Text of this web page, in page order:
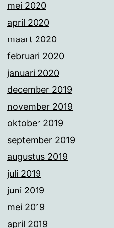
mei 2020
april 2020
maart 2020
februari 2020
januari 2020
december 2019
november 2019
oktober 2019
september 2019
augustus 2019
juli 2019
juni 2019
mei 2019
april 2019